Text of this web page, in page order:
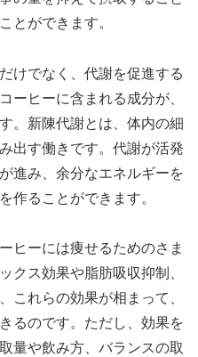
とができます。
けでなく、代謝を促進する
ーヒーに含まれる成分が、
。新陳代謝とは、体内の細
出す働きです。代謝が活発
進み、余分なエネルギーを
作ることができます。
ヒーには痩せるためのさま
クス効果や脂肪吸収抑制、
これらの効果が相まって、
るのです。ただし、効果を
量や飲み方、バランスの取